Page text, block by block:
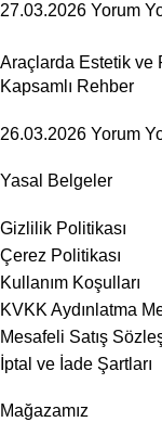
27.03.2026 Yorum
Araçlarda Estetik ve
Kapsamlı Rehber
26.03.2026 Yorum
Yasal Belgeler
Gizlilik Politikası
Çerez Politikası
Kullanım Koşulları
KVKK Aydınlatma
Mesafeli Satış
İptal ve İade Şartları
Mağazamız